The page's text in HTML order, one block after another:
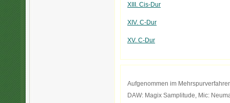
XIII. Cis-Dur
XIV. C-Dur
XV. C-Dur
Aufgenommen im
DAW: Magix Samplitude, Mic: